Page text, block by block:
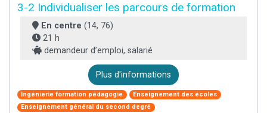
3-2 Individualiser les parcours de formation
En centre (14, 76)
21 h
demandeur d’emploi, salarié
Plus d'informations
Ingénierie formation pédagogie
Enseignement des écoles
Enseignement général du second degré